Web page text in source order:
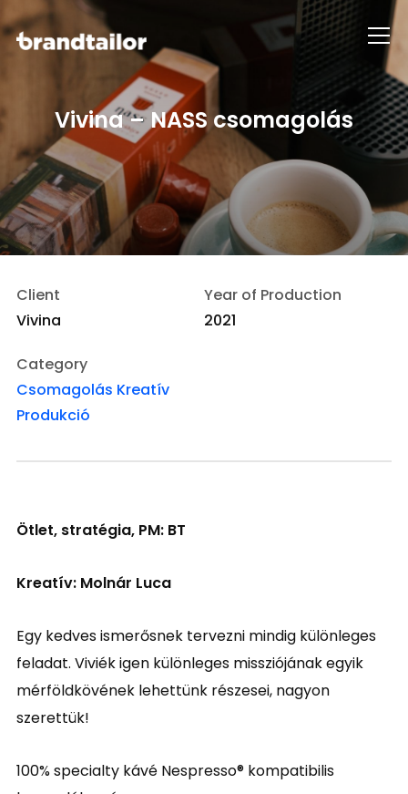
Info
Vivina – NASS csomagolás
Client
Vivina
Year of Production
2021
Category
Csomagolás Kreatív
Produkció
Ötlet, stratégia, PM: BT
Kreatív: Molnár Luca
Egy kedves ismerősnek tervezni mindig különleges
feladat. Viviék igen különleges missziójának egyik
mérföldkövének lehettünk részesei, nagyon
szerettük!
100% specialty kávé Nespresso® kompatibilis